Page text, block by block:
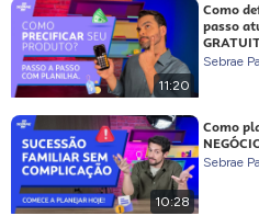
11:20
Como
passo
Sebrae
10:28
Como
Sebrae